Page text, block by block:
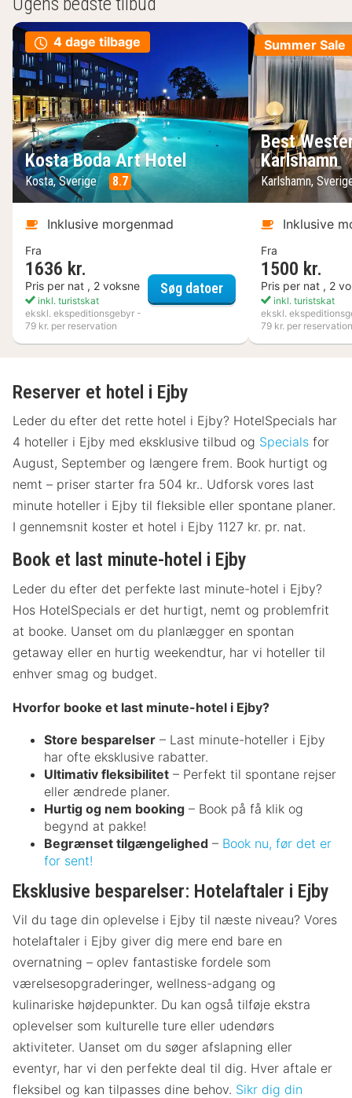
4 dage tilbage
Kosta Boda Art Hotel
Kosta, Sverige 8.7
Inklusive morgenmad
Fra
1636 kr.
Pris per nat , 2 voksne
inkl. turistskat
ekskl. ekspeditionsgebyr -
79 kr. per reservation
Søg datoerKosta Boda Art Hotel
Summer Sale
Best
Karlshamn
Karlshamn,
Inklusive
Fra
1500 kr.
Pris per nat , 2
inkl. turistskat
ekskl.
79 kr. per reservation
Reserver et hotel i Ejby
Leder du efter det rette hotel i Ejby? HotelSpecials har
4 hoteller i Ejby med eksklusive tilbud og Specials for
August, September og længere frem. Book hurtigt og
nemt – priser starter fra 504 kr.. Udforsk vores last
minute hoteller i Ejby til fleksible eller spontane planer.
I gennemsnit koster et hotel i Ejby 1127 kr. pr. nat.
Book et last minute-hotel i Ejby
Leder du efter det perfekte last minute-hotel i Ejby?
Hos HotelSpecials er det hurtigt, nemt og problemfrit
at booke. Uanset om du planlægger en spontan
getaway eller en hurtig weekendtur, har vi hoteller til
enhver smag og budget.
Hvorfor booke et last minute-hotel i Ejby?
Store besparelser – Last minute-hoteller i Ejby
har ofte eksklusive rabatter.
Ultimativ fleksibilitet – Perfekt til spontane rejser
eller ændrede planer.
Hurtig og nem booking – Book på få klik og
begynd at pakke!
Begrænset tilgængelighed – Book nu, før det er
for sent!
Eksklusive besparelser: Hotelaftaler i Ejby
Vil du tage din oplevelse i Ejby til næste niveau? Vores
hotelaftaler i Ejby giver dig mere end bare en
overnatning – oplev fantastiske fordele som
værelsesopgraderinger, wellness-adgang og
kulinariske højdepunkter. Du kan også tilføje ekstra
oplevelser som kulturelle ture eller udendørs
aktiviteter. Uanset om du søger afslapning eller
eventyr, har vi den perfekte deal til dig. Hver aftale er
fleksibel og kan tilpasses dine behov. Sikr dig din